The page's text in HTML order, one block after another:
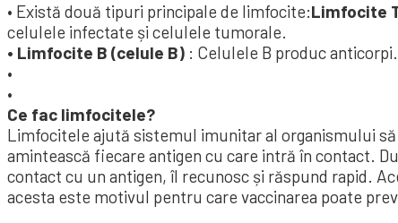
• Există două tipuri principale de limfocite:Limfocite
celulele infectate și celulele tumorale.
• Limfocite B (celule B) : Celulele B produc
•
•
Ce fac limfocitele?
Limfocitele ajută sistemul imunitar al organismului
amintească fiecare antigen cu care intră în contact.
contact cu un antigen, îl recunosc și răspund rapid.
acesta este motivul pentru care vaccinarea poate